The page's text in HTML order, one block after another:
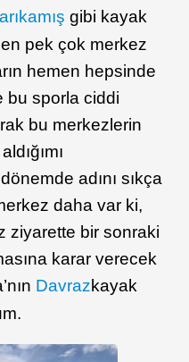
gibi kayak
pek çok merkez
hemen hepsinde
bu sporla ciddi
bu merkezlerin
adını sıkça
daha var ki,
ziyarette bir sonraki
karar verecek
Davrazkayak